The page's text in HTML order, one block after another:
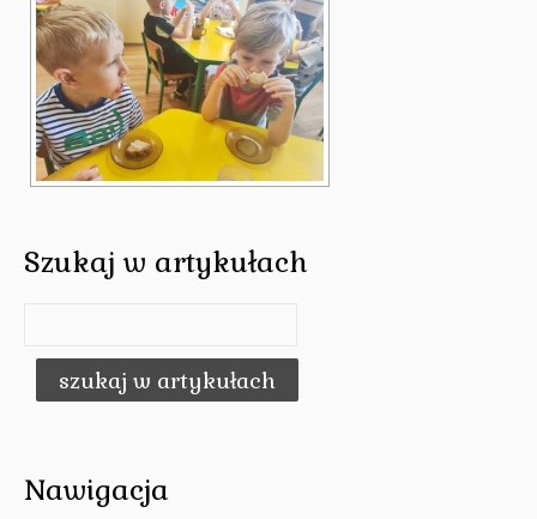
Szukaj w artykułach
Nawigacja